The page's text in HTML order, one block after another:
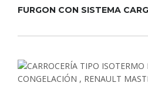
FURGON CON SISTEMA